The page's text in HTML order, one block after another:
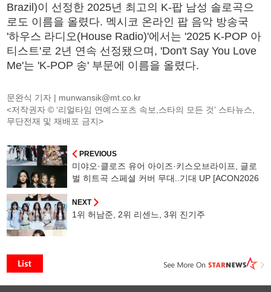
Brazil)이 선정한 2025년 최고의 K-팝 남성 솔로곡으
로도 이름을 올렸다. 멕시코 온라인 팝 음악 방송국
'하우스 라디오(House Radio)'에서는 '2025 K-POP 아
티스트'로 2년 연속 선정됐으며, 'Don't Say You Love
Me'는 'K-POP 송' 부문에 이름을 올렸다.
문완식 기자 | munwansik@mt.co.kr
<저작권자 © ‘리얼타임 연예스포츠 속보,스타의 모든 것’ 스타뉴스,
무단전재 및 재배포 금지>
PREVIOUS
미야오·클로즈 유어 아이즈·키스오브라이프, 글로
벌 히트곡 스페셜 커버 무대..기대 UP [ACON2026
NEXT
1위 허남준, 2위 리센느, 3위 진기주